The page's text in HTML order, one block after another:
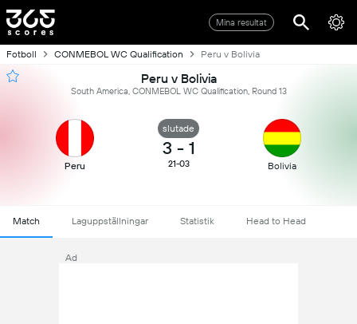
Mina resultat
Fotboll CONMEBOL WC Qualification Peru v Bolivia
Peru v Bolivia
South America, CONMEBOL WC Qualification, Round 13
Peru
slutade
3 - 1
21-03 Bolivia
Match Laguppställningar Statistik Head to Head
Ad